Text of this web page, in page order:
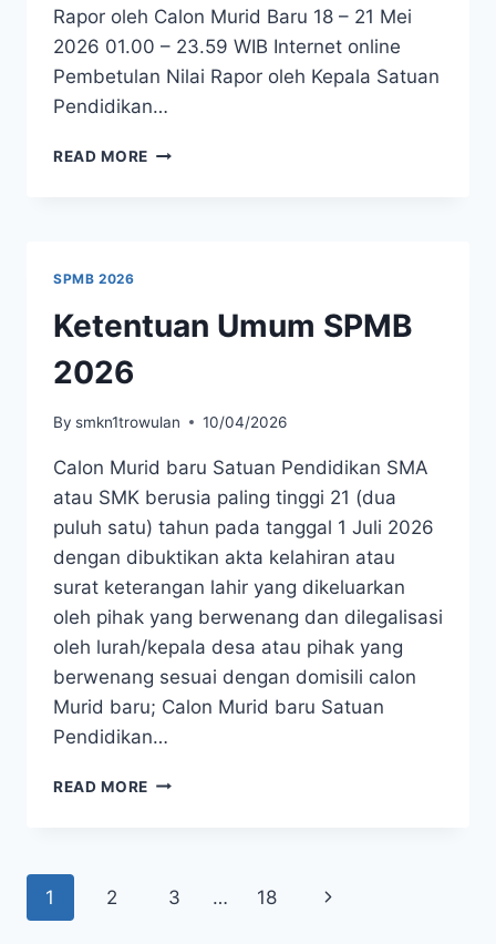
Rapor oleh Calon Murid Baru 18 – 21 Mei
2026 01.00 – 23.59 WIB Internet online
Pembetulan Nilai Rapor oleh Kepala Satuan
Pendidikan…
READ MORE JADWAL
SPMB 2026
Ketentuan Umum SPMB
2026
By smkn1trowulan 10/04/2026
Calon Murid baru Satuan Pendidikan SMA
atau SMK berusia paling tinggi 21 (dua
puluh satu) tahun pada tanggal 1 Juli 2026
dengan dibuktikan akta kelahiran atau
surat keterangan lahir yang dikeluarkan
oleh pihak yang berwenang dan dilegalisasi
oleh lurah/kepala desa atau pihak yang
berwenang sesuai dengan domisili calon
Murid baru; Calon Murid baru Satuan
Pendidikan…
READ MORE KETENTUAN
Page
1 2 3 … 18
Next